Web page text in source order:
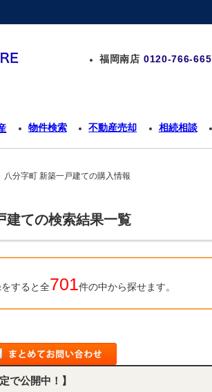
福岡南店 0120-766-665
物件検索 不動産売却 相続相談
八分字町 新築一戸建ての購入情報
建ての検索結果一覧
すると全701件の中から探せます。
で公開中！】